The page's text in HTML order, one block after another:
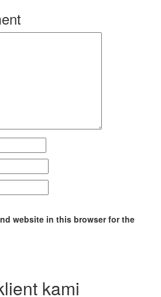
website in this browser for the
kami